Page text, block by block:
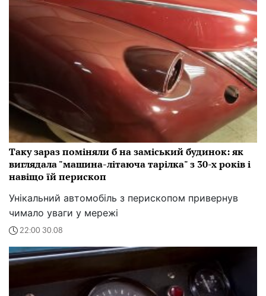
Таку зараз поміняли б на заміський будинок: як
виглядала "машина-літаюча тарілка" з 30-х років і
навіщо їй перископ
Унікальний автомобіль з перископом привернув
чимало уваги у мережі
22:00 30.08